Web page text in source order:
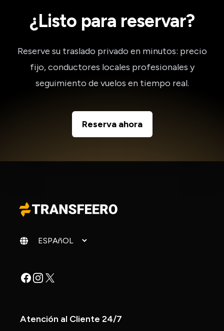
¿Listo para reservar?
Reserve su traslado privado en minutos: precio
fijo, conductores locales profesionales y
seguimiento de vuelos en tiempo real.
Reserva ahora
Cambiar idioma
Facebook
Instagram
X
Atención al Cliente 24/7